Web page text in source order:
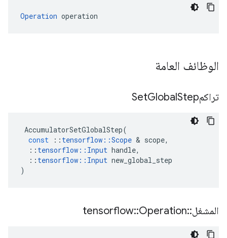
Operation operation
الوظائف العامة
تراكمSet GlobalStep
AccumulatorSetGlobalStep(
const
:: tensorflow ::Scope & scope,
:: tensorflow :: Input handle,
:: tensorflow :: Input new_global_step
)
المشغل::
tensorflow::Operation